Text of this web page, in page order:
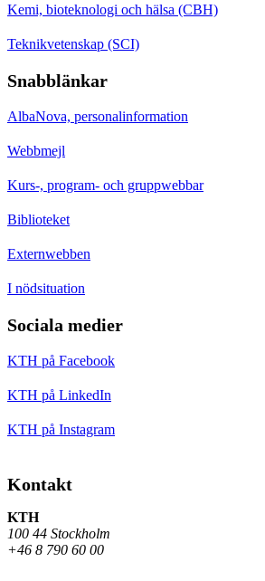
Kemi, bioteknologi och hälsa (CBH)
Teknikvetenskap (SCI)
Snabblänkar
AlbaNova, personalinformation
Webbmejl
Kurs-, program- och gruppwebbar
Biblioteket
Externwebben
I nödsituation
Sociala medier
KTH på Facebook
KTH på LinkedIn
KTH på Instagram
Kontakt
KTH
100 44 Stockholm
+46 8 790 60 00